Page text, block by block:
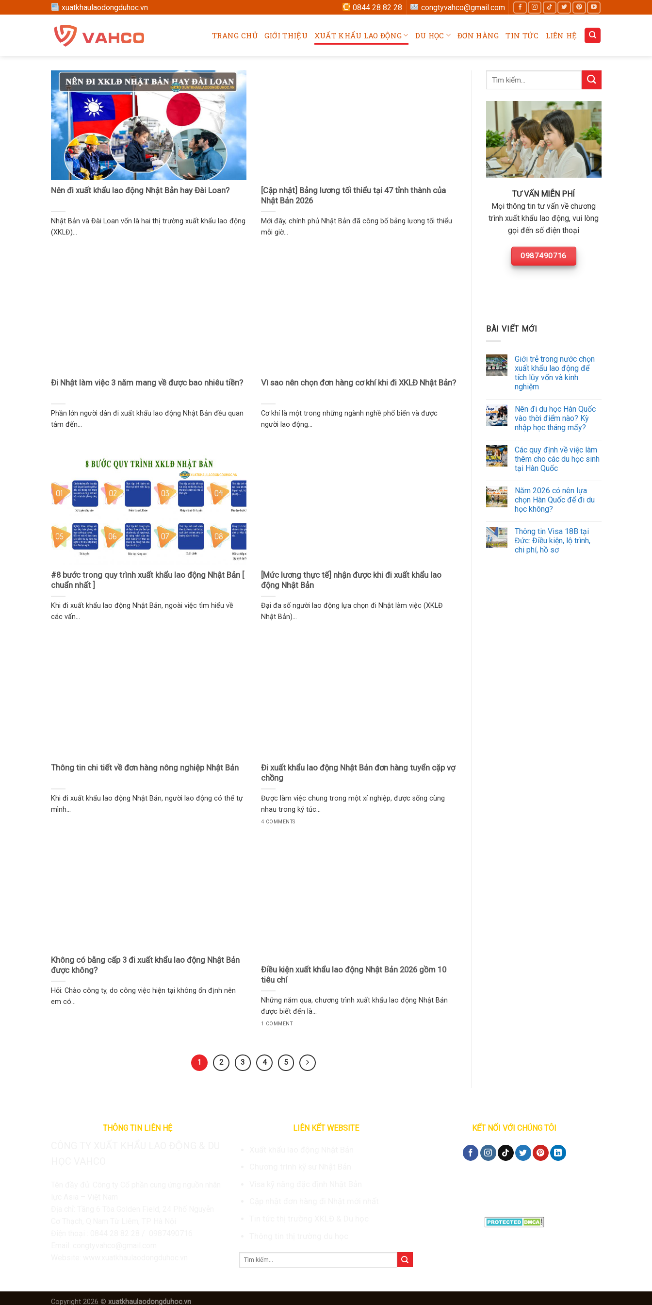
xuatkhaulaodongduhoc.vn 0844 28 82 28 congtyvahco@gmail.com
TRANG CHỦ GIỚI THIỆU XUẤT KHẨU LAO ĐỘNG DU HỌC ĐƠN HÀNG TIN TỨC LIÊN HỆ
Nên đi xuất khẩu lao động Nhật Bản hay Đài Loan?
Nhật Bản và Đài Loan vốn là hai thị trường xuất khẩu lao động
(XKLĐ)...
[Cập nhật] Bảng lương tối thiểu tại 47 tỉnh thành của
Nhật Bản 2026
Mới đây, chính phủ Nhật Bản đã công bố bảng lương tối thiểu
mỗi giờ...
Đi Nhật làm việc 3 năm mang về được bao nhiêu tiền?
Phần lớn người dân đi xuất khẩu lao động Nhật Bản đều quan
tâm đến...
Vì sao nên chọn đơn hàng cơ khí khi đi XKLĐ Nhật Bản?
Cơ khí là một trong những ngành nghề phổ biến và được
người lao động...
#8 bước trong quy trình xuất khẩu lao động Nhật Bản [
chuẩn nhất ]
Khi đi xuất khẩu lao động Nhật Bản, ngoài việc tìm hiểu về
các vấn...
[Mức lương thực tế] nhận được khi đi xuất khẩu lao
động Nhật Bản
Đại đa số người lao động lựa chọn đi Nhật làm việc (XKLĐ
Nhật Bản)...
Thông tin chi tiết về đơn hàng nông nghiệp Nhật Bản
Khi đi xuất khẩu lao động Nhật Bản, người lao động có thể tự
mình...
Đi xuất khẩu lao động Nhật Bản đơn hàng tuyển cặp vợ
chồng
Được làm việc chung trong một xí nghiệp, được sống cùng
nhau trong ký túc...
4 COMMENTS
Không có bằng cấp 3 đi xuất khẩu lao động Nhật Bản
được không?
Hỏi: Chào công ty, do công việc hiện tại không ổn định nên
em có...
Điều kiện xuất khẩu lao động Nhật Bản 2026 gồm 10
tiêu chí
Những năm qua, chương trình xuất khẩu lao động Nhật Bản
được biết đến là...
1 COMMENT
1 2 3 4 5
TƯ VẤN MIỄN PHÍ
Mọi thông tin tư vấn về chương
trình xuất khẩu lao động, vui lòng
gọi đến số điện thoại
0987490716
BÀI VIẾT MỚI
Giới trẻ trong nước chọn
xuất khẩu lao động để
tích lũy vốn và kinh
nghiệm
Nên đi du học Hàn Quốc
vào thời điểm nào? Kỳ
nhập học tháng mấy?
Các quy định về việc làm
thêm cho các du học sinh
tại Hàn Quốc
Năm 2026 có nên lựa
chọn Hàn Quốc để đi du
học không?
Thông tin Visa 18B tại
Đức: Điều kiện, lộ trình,
chi phí, hồ sơ
THÔNG TIN LIÊN HỆ LIÊN KẾT WEBSITE KẾT NỐI VỚI CHÚNG TÔI
Copyright 2026 © xuatkhaulaodongduhoc.vn